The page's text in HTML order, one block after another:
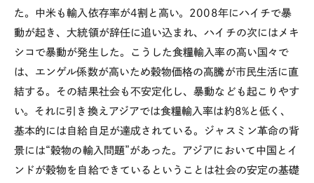
た。中米も輸入依存率が4割と高い。2008年にハイチで暴
動が起き、大統領が辞任に追い込まれ、ハイチの次にはメキ
シコで暴動が発生した。こうした食糧輸入率の高い国々で
は、エンゲル係数が高いため穀物価格の高騰が市民生活に直
結する。その結果社会も不安定化し、暴動なども起こりやす
い。それに引き換えアジアでは食糧輸入率は約8%と低く、
基本的には自給自足が達成されている。ジャスミン革命の背
景には“穀物の輸入問題”があった。アジアにおいて中国とイ
ンドが穀物を自給できているということは社会の安定の基礎